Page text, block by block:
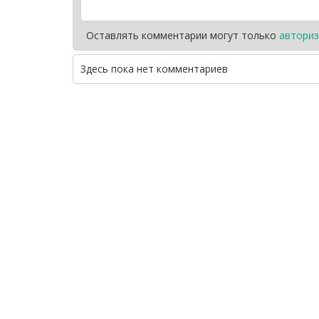
Оставлять комментарии могут только
Здесь пока нет комментариев